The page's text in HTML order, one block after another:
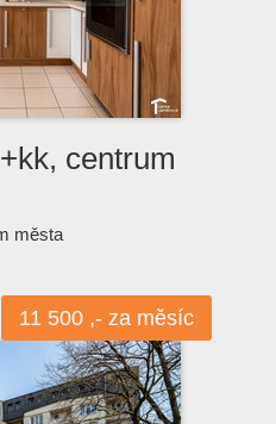
centrum
města
11 500 ,- za měsíc